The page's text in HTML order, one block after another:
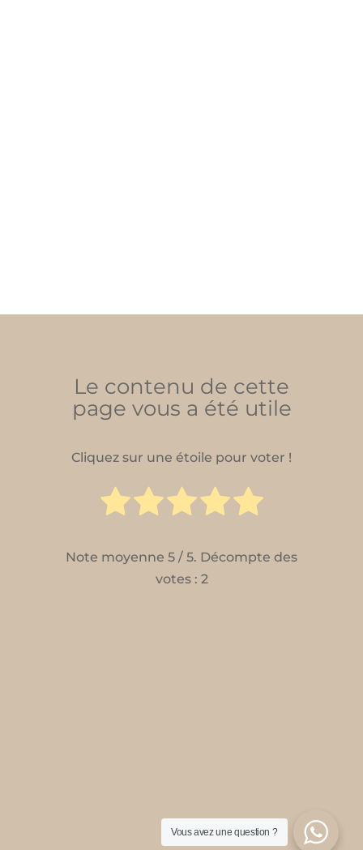
Le contenu de cette
page vous a été utile
Cliquez sur une étoile pour voter !
Note moyenne 5 / 5. Décompte des
votes : 2
Vous avez une question ?